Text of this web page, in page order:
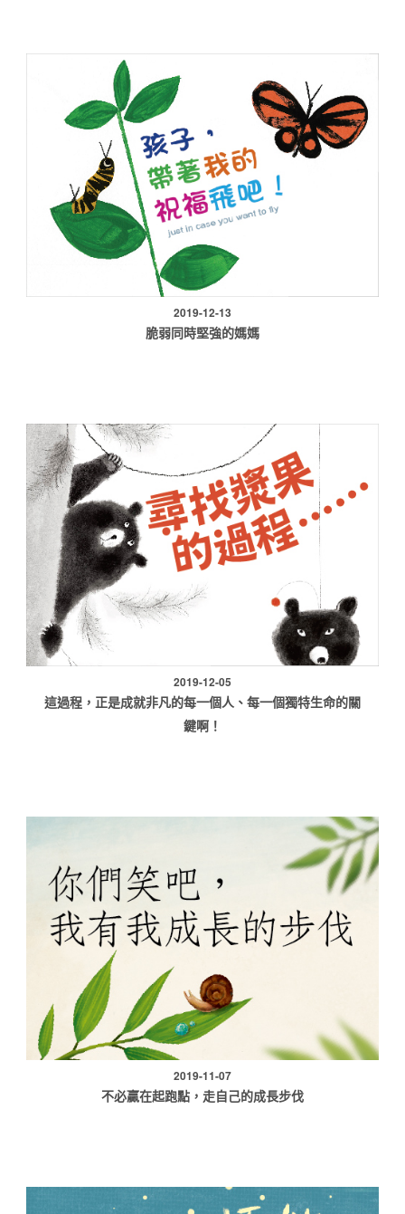
2019-12-13
脆弱同時堅強的媽媽
2019-12-05
這過程，正是成就非凡的每一個人、每一個獨特生命的關
鍵啊！
2019-11-07
不必贏在起跑點，走自己的成長步伐